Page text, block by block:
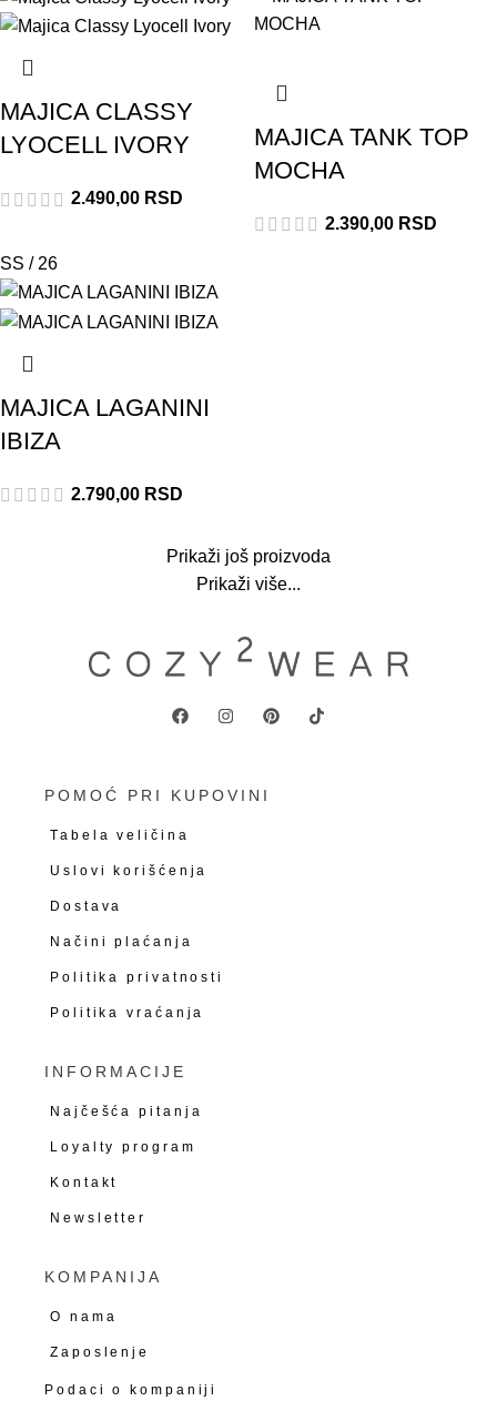
MAJICA CLASSY
LYOCELL IVORY
2.490,00 RSD
MAJICA TANK TOP
MOCHA
2.390,00 RSD
SS / 26
MAJICA LAGANINI
IBIZA
2.790,00 RSD
Prikaži još proizvoda
Prikaži više...
POMOĆ PRI KUPOVINI
Tabela veličina
Uslovi korišćenja
Dostava
Načini plaćanja
Politika privatnosti
Politika vraćanja
INFORMACIJE
Najčešća pitanja
Loyalty program
Kontakt
Newsletter
KOMPANIJA
O nama
Zaposlenje
Podaci o kompaniji